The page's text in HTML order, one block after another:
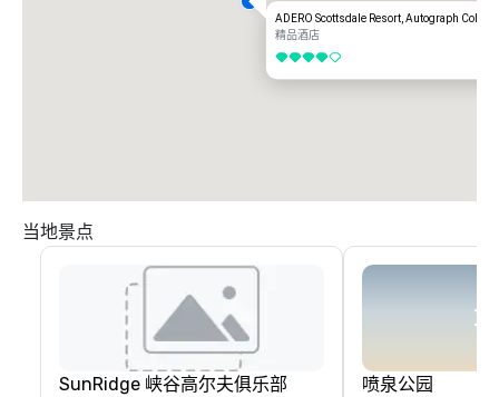
ADERO Scottsdale Resort, Autograph
精品酒店
4/5
当地景点
SunRidge 峡谷高尔夫俱乐部 喷泉公园